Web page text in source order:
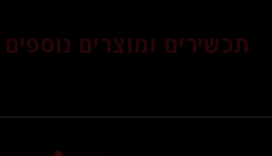
תכשירים ומוצרים נוספים